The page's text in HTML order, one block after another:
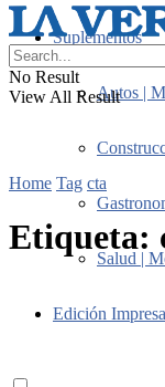
Suplementos
Autos |
Salud |
Edición Impresa
No Result
View All Result
Home Tag cta
Etiqueta: